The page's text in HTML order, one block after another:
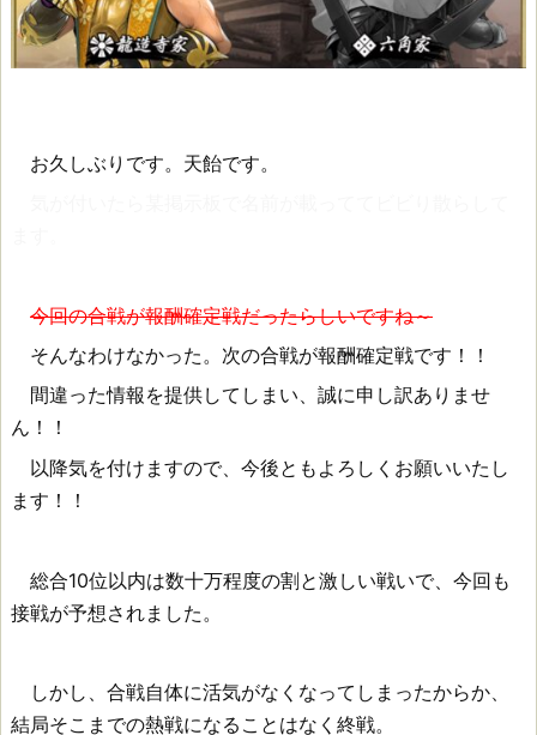
お久しぶりです。天飴です。
今回の合戦が報酬確定戦だったらしいですね～
そんなわけなかった。次の合戦が報酬確定戦です！！
間違った情報を提供してしまい、誠に申し訳ありませ
ん！！
以降気を付けますので、今後ともよろしくお願いいたし
ます！！
総合10位以内は数十万程度の割と激しい戦いで、今回も
接戦が予想されました。
しかし、合戦自体に活気がなくなってしまったからか、
結局そこまでの熱戦になることはなく終戦。